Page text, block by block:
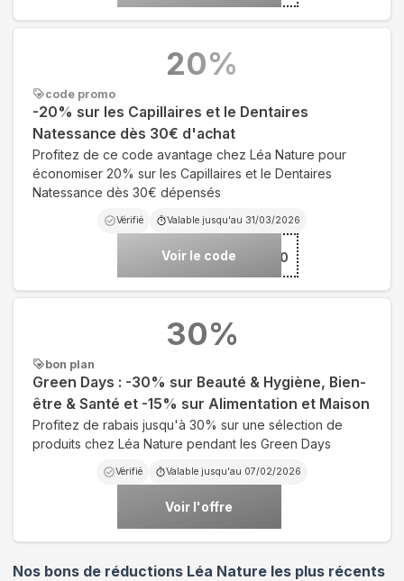
code promo
-20% sur les Capillaires et le Dentaires
Natessance dès 30€ d'achat
Profitez de ce code avantage chez Léa Nature pour
économiser 20% sur les Capillaires et le Dentaires
Natessance dès 30€ dépensés
Vérifié Valable jusqu'au 31/03/2026
Voir le code ***20
20%
bon plan
Green Days : -30% sur Beauté & Hygiène, Bien-
être & Santé et -15% sur Alimentation et Maison
Profitez de rabais jusqu'à 30% sur une sélection de
produits chez Léa Nature pendant les Green Days
Vérifié Valable jusqu'au 07/02/2026
Voir l'offre
30%
Nos bons de réductions Léa Nature les plus récents